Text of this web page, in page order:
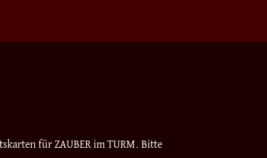
für ZAUBER im TURM. Bitte